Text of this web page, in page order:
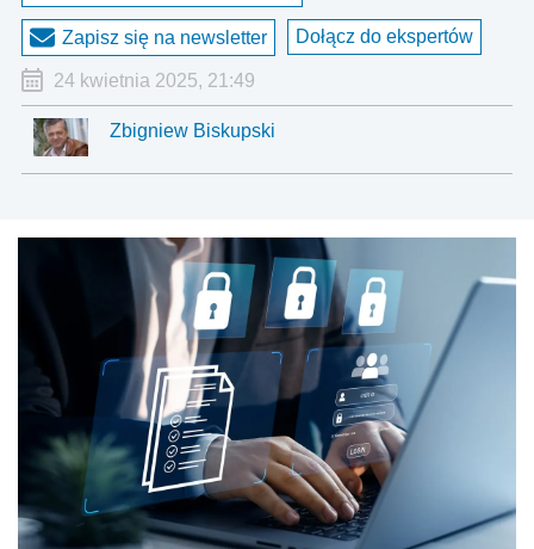
Zapisz się na newsletter Dołącz do ekspertów
24 kwietnia 2025, 21:49
Zbigniew Biskupski